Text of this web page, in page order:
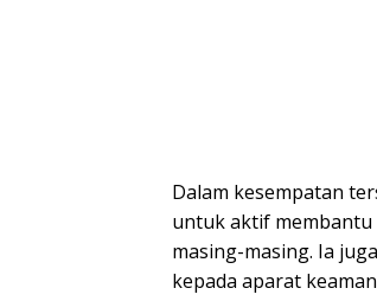
Dalam kesempatan
untuk aktif membantu
masing-masing. Ia
kepada aparat